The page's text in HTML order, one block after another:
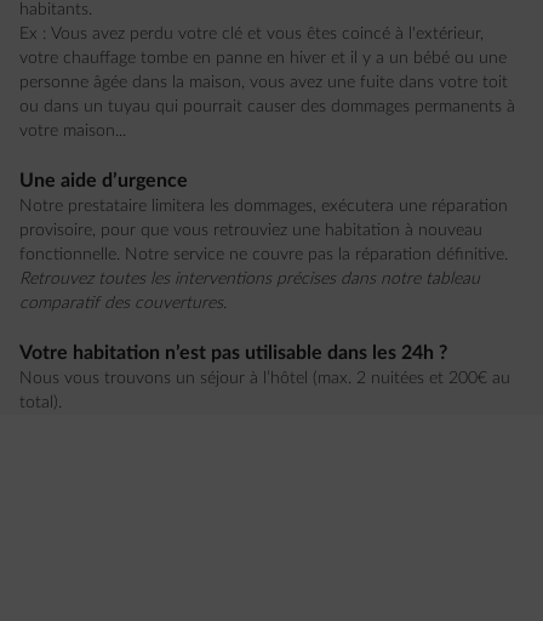
habitants.
Ex : Vous avez perdu votre clé et vous êtes coincé à l'extérieur,
votre chauffage tombe en panne en hiver et il y a un bébé ou une
personne âgée dans la maison, vous avez une fuite dans votre toit
ou dans un tuyau qui pourrait causer des dommages permanents à
votre maison...
Une aide d’urgence
Notre prestataire limitera les dommages, exécutera une réparation
provisoire, pour que vous retrouviez une habitation à nouveau
fonctionnelle. Notre service ne couvre pas la réparation définitive.
Retrouvez toutes les interventions précises dans notre tableau
comparatif des couvertures.
Votre habitation n’est pas utilisable dans les 24h ?
Nous vous trouvons un séjour à l’hôtel (max. 2 nuitées et 200€ au
total).